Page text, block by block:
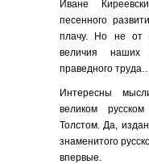
Иване
песенного
плачу. Но не от
величия
праведного
Интересны
великом
Толстом. Да,
знаменитого
впервые.